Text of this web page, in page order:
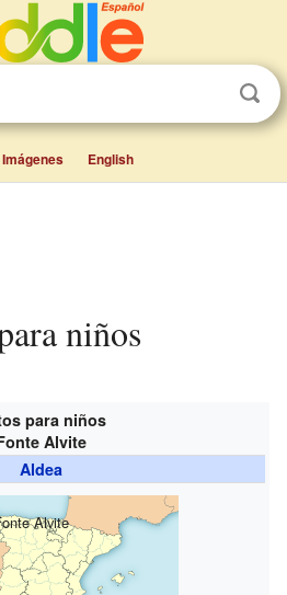
Imágenes English
niños
para niños
Alvite
Aldea
Alvite